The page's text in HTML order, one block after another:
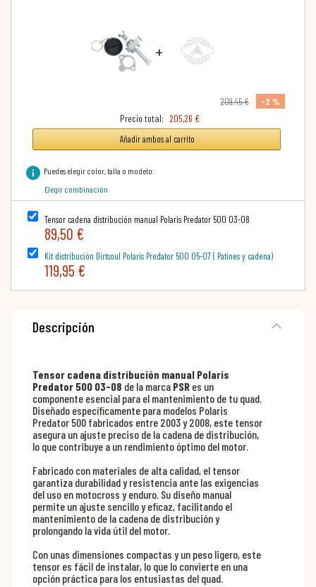
+
209,45 €
-2 %
Precio total: 205,26 €
Añadir ambos al carrito
info Puedes elegir color, talla o modelo:
Elegir combinación
Tensor cadena distribución manual Polaris Predator 500 03-08
89,50 €
Kit distribución Dirtsoul Polaris Predator 500 05-07 ( Patines y cadena)
119,95 €
Descripción
Tensor cadena distribución manual Polaris
Predator 500 03-08 de la marca PSR es un
componente esencial para el mantenimiento de tu quad.
Diseñado específicamente para modelos Polaris
Predator 500 fabricados entre 2003 y 2008, este tensor
asegura un ajuste preciso de la cadena de distribución,
lo que contribuye a un rendimiento óptimo del motor.
Fabricado con materiales de alta calidad, el tensor
garantiza durabilidad y resistencia ante las exigencias
del uso en motocross y enduro. Su diseño manual
permite un ajuste sencillo y eficaz, facilitando el
mantenimiento de la cadena de distribución y
prolongando la vida útil del motor.
Con unas dimensiones compactas y un peso ligero, este
tensor es fácil de instalar, lo que lo convierte en una
opción práctica para los entusiastas del quad.